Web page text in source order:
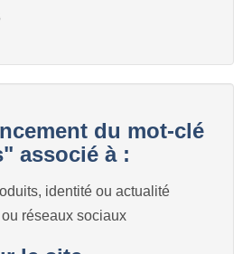
du mot-clé
associé à :
identité ou actualité
réseaux sociaux